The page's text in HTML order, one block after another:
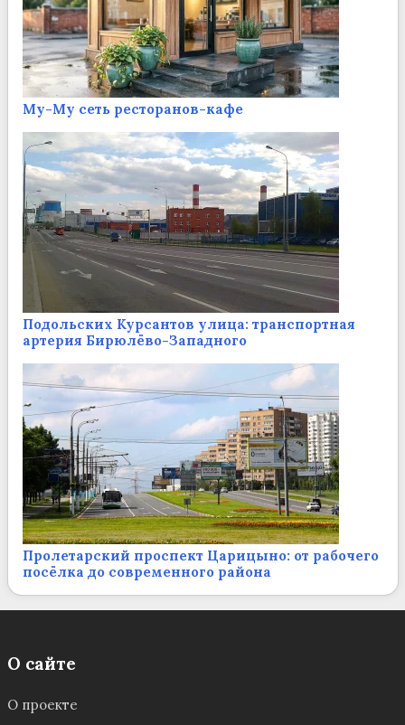
Му-Му сеть ресторанов-кафе
Подольских Курсантов улица: транспортная
артерия Бирюлёво-Западного
Пролетарский проспект Царицыно: от рабочего
посёлка до современного района
О сайте
О проекте